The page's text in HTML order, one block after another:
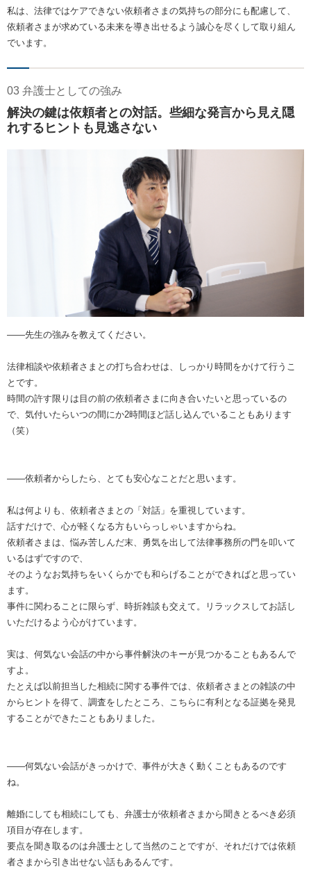
私は、法律ではケアできない依頼者さまの気持ちの部分にも配慮して、
依頼者さまが求めている未来を導き出せるよう誠心を尽くして取り組ん
でいます。
03 弁護士としての強み
解決の鍵は依頼者との対話。些細な発言から見え隠
れするヒントも見逃さない
――先生の強みを教えてください。
法律相談や依頼者さまとの打ち合わせは、しっかり時間をかけて行うこ
とです。
時間の許す限りは目の前の依頼者さまに向き合いたいと思っているの
で、気付いたらいつの間にか2時間ほど話し込んでいることもあります
（笑）
――依頼者からしたら、とても安心なことだと思います。
私は何よりも、依頼者さまとの「対話」を重視しています。
話すだけで、心が軽くなる方もいらっしゃいますからね。
依頼者さまは、悩み苦しんだ末、勇気を出して法律事務所の門を叩いて
いるはずですので、
そのようなお気持ちをいくらかでも和らげることができればと思ってい
ます。
事件に関わることに限らず、時折雑談も交えて。リラックスしてお話し
いただけるよう心がけています。
実は、何気ない会話の中から事件解決のキーが見つかることもあるんで
すよ。
たとえば以前担当した相続に関する事件では、依頼者さまとの雑談の中
からヒントを得て、調査をしたところ、こちらに有利となる証拠を発見
することができたこともありました。
――何気ない会話がきっかけで、事件が大きく動くこともあるのです
ね。
離婚にしても相続にしても、弁護士が依頼者さまから聞きとるべき必須
項目が存在します。
要点を聞き取るのは弁護士として当然のことですが、それだけでは依頼
者さまから引き出せない話もあるんです。